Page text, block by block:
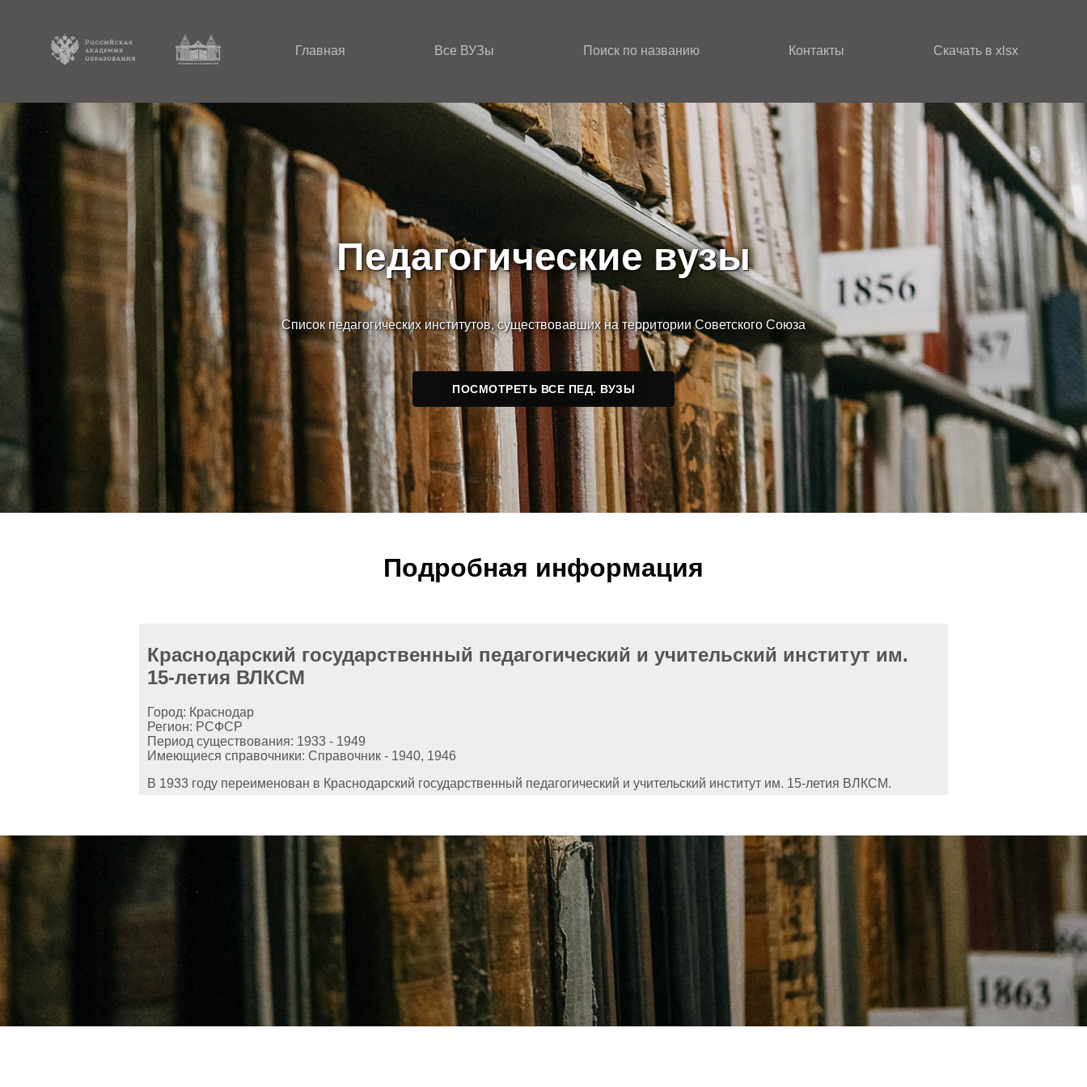
Главная Все ВУЗы Поиск по названию Контакты Скачать в xlsx
Педагогические вузы
Список педагогических институтов, существовавших на территории Советского Союза
ПОСМОТРЕТЬ ВСЕ ПЕД. ВУЗЫ
Подробная информация
Краснодарский государственный педагогический и учительский институт им.
15-летия ВЛКСМ
Город: Краснодар
Регион: РСФСР
Период существования: 1933 - 1949
Имеющиеся справочники: Справочник - 1940, 1946
В 1933 году переименован в Краснодарский государственный педагогический и учительский институт им. 15-летия ВЛКСМ.